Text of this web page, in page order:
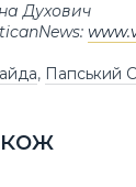
Духович
, Папський